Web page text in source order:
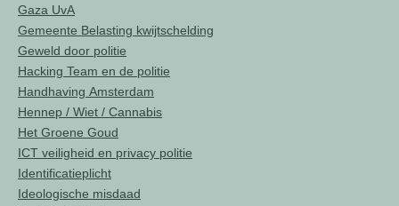
Gaza UvA
Gemeente Belasting kwijtschelding
Geweld door politie
Hacking Team en de politie
Handhaving Amsterdam
Hennep / Wiet / Cannabis
Het Groene Goud
ICT veiligheid en privacy politie
Identificatieplicht
Ideologische misdaad